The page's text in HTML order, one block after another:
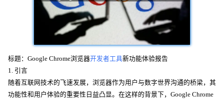
标题：Google Chrome浏览器开发者工具新功能体验报告
1. 引言
随着互联网技术的飞速发展，浏览器作为用户与数字世界沟通的桥梁，其
功能性和用户体验的重要性日益凸显。在这样的背景下，Google Chrome